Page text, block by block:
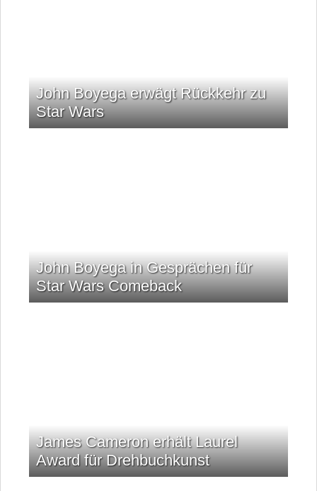
John Boyega erwägt Rückkehr zu
Star Wars
John Boyega in Gesprächen für
Star Wars Comeback
James Cameron erhält Laurel
Award für Drehbuchkunst